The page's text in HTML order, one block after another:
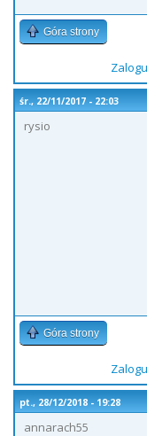
Góra strony
śr., 22/11/2017 - 22:03
rysio
Góra strony
pt., 28/12/2018 - 19:28
annarach55